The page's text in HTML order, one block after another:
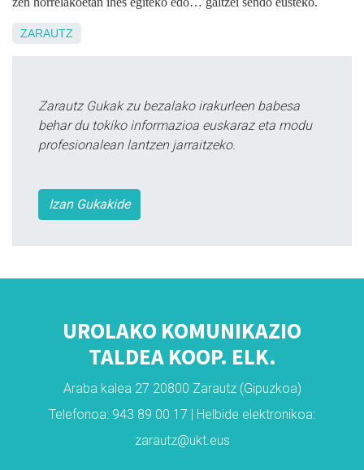
ZARAUTZ
Zarautz Gukak zu bezalako irakurleen babesa
behar du tokiko informazioa euskaraz eta modu
profesionalean lantzen jarraitzeko.
Izan Gukakide
UROLAKO KOMUNIKAZIO
TALDEA KOOP. ELK.
Araba kalea 27 20800 Zarautz (Gipuzkoa)
Telefonoa: 943 89 00 17 | Helbide elektronikoa:
zarautz@ukt.eus